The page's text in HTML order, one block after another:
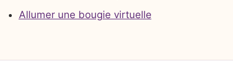
Allumer une bougie virtuelle